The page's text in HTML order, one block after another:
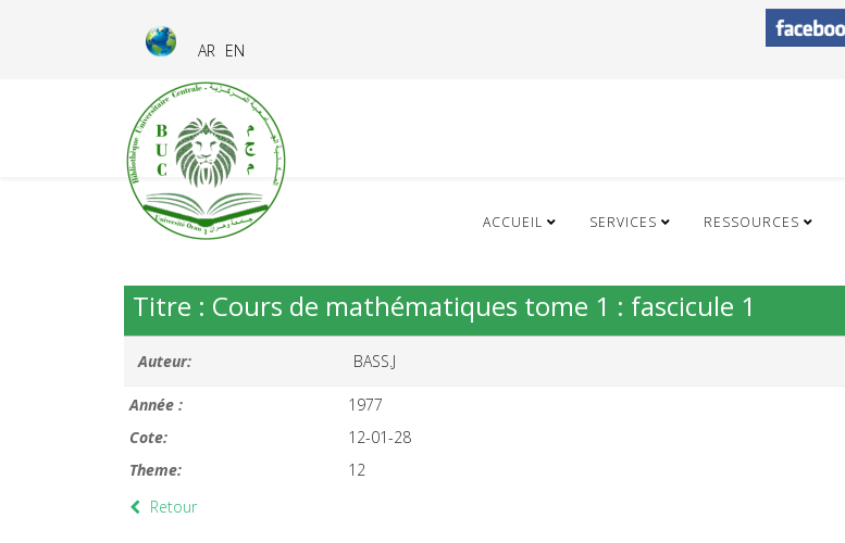
AR EN
ACCUEIL SERVICES RESSOURCES
Titre : Cours de mathématiques tome 1 : fascicule 1
Auteur: BASS.J
Année :
1977
Cote:
12-01-28
Theme:
12
Retour